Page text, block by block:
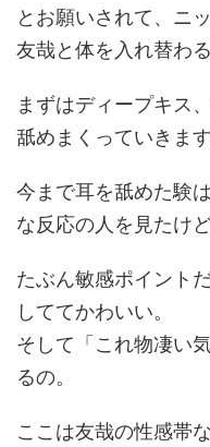
とお願いされて、ニ
友哉と体を入れ替わ
まずはディープキス
舐めまくっていきます
今まで耳を舐めた験
な反応の人を見たけ
たぶん敏感ポイント
しててかわいい。
そして「これ物凄い
るの。
ここは友哉の性感帯